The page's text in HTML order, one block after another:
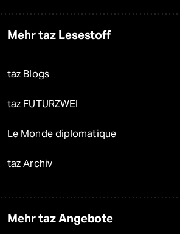
Mehr taz Lesestoff
taz Blogs
taz FUTURZWEI
Le Monde diplomatique
taz Archiv
Mehr taz Angebote